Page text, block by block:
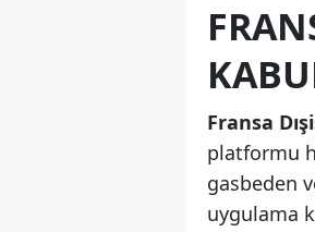
Fransa
platformu
gasbeden
uygulama